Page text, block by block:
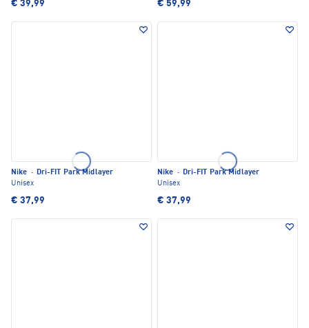
€ 39,99 € 59,99
Nike · Dri-FIT Park Midlayer
Unisex
€ 37,99
Nike · Dri-FIT Park Midlayer
Unisex
€ 37,99